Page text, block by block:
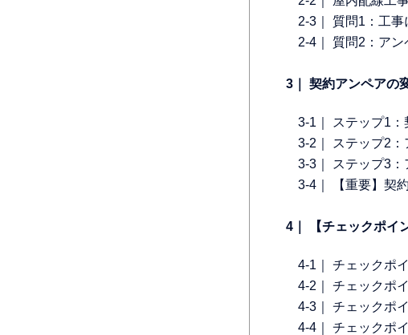
2-3｜ 質問1：工
2-4｜ 質問2：ア
3｜ 契約アンペアの
3-1｜ ステップ1
3-2｜ ステップ2
3-3｜ ステップ3
3-4｜ 【重要】契
4｜ 【チェックポイ
4-1｜ チェックポ
4-2｜ チェックポ
4-3｜ チェックポ
4-4｜ チェックポ